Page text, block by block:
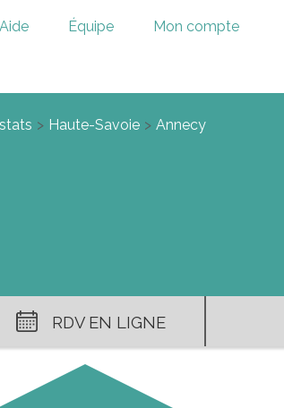
Aide Équipe Mon compte
Haute-Savoie Annecy
RDV EN LIGNE